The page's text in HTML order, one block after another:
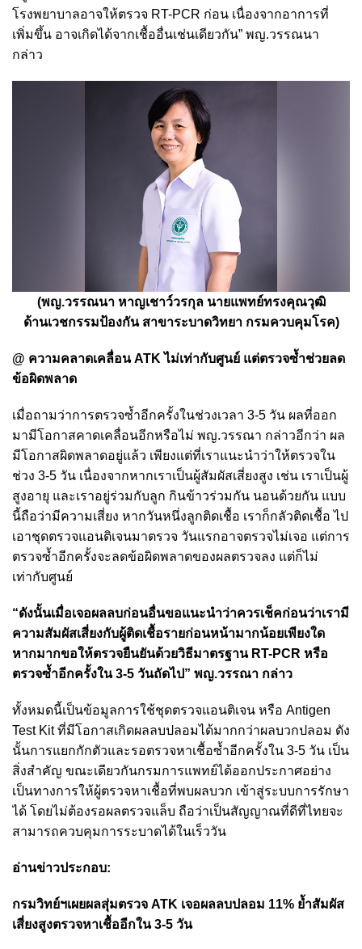
โรงพยาบาลอาจให้ตรวจ RT-PCR ก่อน เนื่องจากอาการที่
เพิ่มขึ้น อาจเกิดได้จากเชื้ออื่นเช่นเดียวกัน” พญ.วรรณนา
กล่าว
(พญ.วรรณนา หาญเชาว์วรกุล นายแพทย์ทรงคุณวุฒิ
ด้านเวชกรรมป้องกัน สาขาระบาดวิทยา กรมควบคุมโรค)
@ ความคลาดเคลื่อน ATK ไม่เท่ากับศูนย์ แต่ตรวจซ้ำช่วยลด
ข้อผิดพลาด
เมื่อถามว่าการตรวจซ้ำอีกครั้งในช่วงเวลา 3-5 วัน ผลที่ออก
มามีโอกาสคาดเคลื่อนอีกหรือไม่ พญ.วรรณา กล่าวอีกว่า ผล
มีโอกาสผิดพลาดอยู่แล้ว เพียงแต่ที่เราแนะนำว่าให้ตรวจใน
ช่วง 3-5 วัน เนื่องจากหากเราเป็นผู้สัมผัสเสี่ยงสูง เช่น เราเป็นผู้
สูงอายุ และเราอยู่ร่วมกับลูก กินข้าวร่วมกัน นอนด้วยกัน แบบ
นี้ถือว่ามีความเสี่ยง หากวันหนึ่งลูกติดเชื้อ เราก็กลัวติดเชื้อ ไป
เอาชุดตรวจแอนติเจนมาตรวจ วันแรกอาจตรวจไม่เจอ แต่การ
ตรวจซ้ำอีกครั้งจะลดข้อผิดพลาดของผลตรวจลง แต่ก็ไม่
เท่ากับศูนย์
“ดังนั้นเมื่อเจอผลลบก่อนอื่นขอแนะนำว่าควรเช็คก่อนว่าเรามี
ความสัมผัสเสี่ยงกับผู้ติดเชื้อรายก่อนหน้ามากน้อยเพียงใด
หากมากขอให้ตรวจยืนยันด้วยวิธีมาตรฐาน RT-PCR หรือ
ตรวจซ้ำอีกครั้งใน 3-5 วันถัดไป” พญ.วรรณา กล่าว
ทั้งหมดนี้เป็นข้อมูลการใช้ชุดตรวจแอนติเจน หรือ Antigen
Test Kit ที่มีโอกาสเกิดผลลบปลอมได้มากกว่าผลบวกปลอม ดัง
นั้นการแยกกักตัวและรอตรวจหาเชื้อซ้ำอีกครั้งใน 3-5 วัน เป็น
สิ่งสำคัญ ขณะเดียวกันกรมการแพทย์ได้ออกประกาศอย่าง
เป็นทางการให้ผู้ตรวจหาเชื้อที่พบผลบวก เข้าสู่ระบบการรักษา
ได้ โดยไม่ต้องรอผลตรวจแล็บ ถือว่าเป็นสัญญาณที่ดีที่ไทยจะ
สามารถควบคุมการระบาดได้ในเร็ววัน
อ่านข่าวประกอบ:
กรมวิทย์ฯเผยผลสุ่มตรวจ ATK เจอผลลบปลอม 11% ย้ำสัมผัส
เสี่ยงสูงตรวจหาเชื้ออีกใน 3-5 วัน